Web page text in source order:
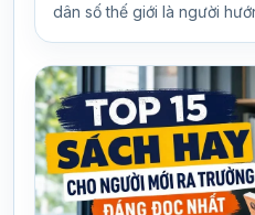
dân số thế giới là người